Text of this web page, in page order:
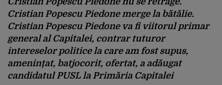
Cristian Popescu Piedone merge la bătălie.
Cristian Popescu Piedone va fi viitorul primar
general al Capitalei, contrar tuturor
intereselor politice la care am fost supus,
amenințat, batjocorit, ofertat, a adăugat
candidatul PUSL la Primăria Capitalei